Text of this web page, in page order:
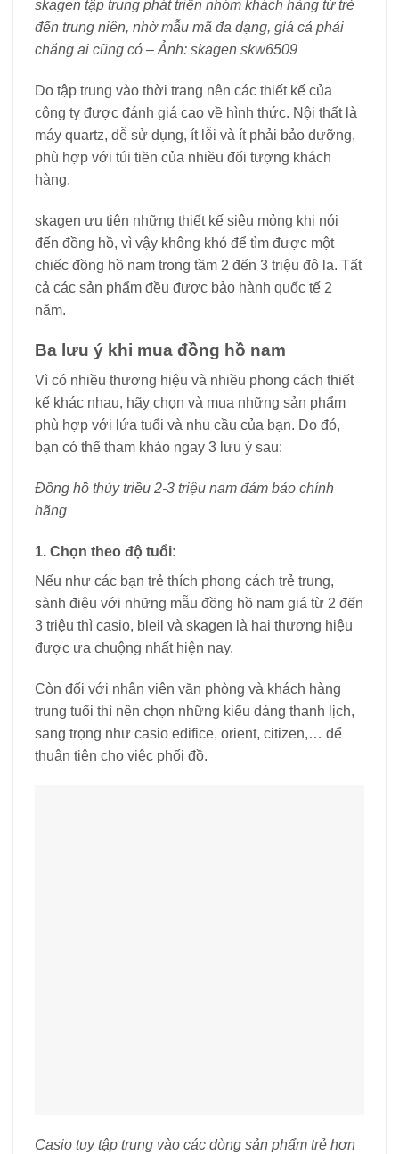
skagen tập trung phát triển nhóm khách hàng từ trẻ
đến trung niên, nhờ mẫu mã đa dạng, giá cả phải
chăng ai cũng có – Ảnh: skagen skw6509
Do tập trung vào thời trang nên các thiết kế của
công ty được đánh giá cao về hình thức. Nội thất là
máy quartz, dễ sử dụng, ít lỗi và ít phải bảo dưỡng,
phù hợp với túi tiền của nhiều đối tượng khách
hàng.
skagen ưu tiên những thiết kế siêu mỏng khi nói
đến đồng hồ, vì vậy không khó để tìm được một
chiếc đồng hồ nam trong tầm 2 đến 3 triệu đô la. Tất
cả các sản phẩm đều được bảo hành quốc tế 2
năm.
Ba lưu ý khi mua đồng hồ nam
Vì có nhiều thương hiệu và nhiều phong cách thiết
kế khác nhau, hãy chọn và mua những sản phẩm
phù hợp với lứa tuổi và nhu cầu của bạn. Do đó,
bạn có thể tham khảo ngay 3 lưu ý sau:
Đồng hồ thủy triều 2-3 triệu nam đảm bảo chính
hãng
1. Chọn theo độ tuổi:
Nếu như các bạn trẻ thích phong cách trẻ trung,
sành điệu với những mẫu đồng hồ nam giá từ 2 đến
3 triệu thì casio, bleil và skagen là hai thương hiệu
được ưa chuộng nhất hiện nay.
Còn đối với nhân viên văn phòng và khách hàng
trung tuổi thì nên chọn những kiểu dáng thanh lịch,
sang trọng như casio edifice, orient, citizen,… để
thuận tiện cho việc phối đồ.
Casio tuy tập trung vào các dòng sản phẩm trẻ hơn